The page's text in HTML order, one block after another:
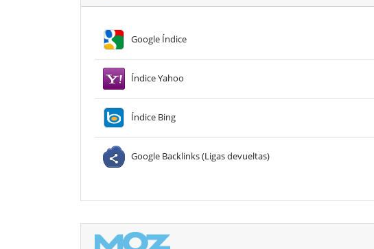
Google Índice
Índice Yahoo
Índice Bing
Google Backlinks (Ligas devueltas)